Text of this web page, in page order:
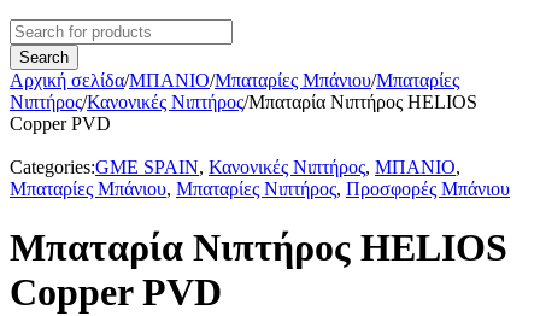
Αρχική σελίδα/ΜΠΑΝΙΟ/Μπαταρίες Μπάνιου/Μπαταρίες
Νιπτήρος/Κανονικές Νιπτήρος/Μπαταρία Νιπτήρος HELIOS
Copper PVD
Categories:GME SPAIN, Κανονικές Νιπτήρος, ΜΠΑΝΙΟ,
Μπαταρίες Μπάνιου, Μπαταρίες Νιπτήρος, Προσφορές Μπάνιου
Μπαταρία Νιπτήρος HELIOS
Copper PVD